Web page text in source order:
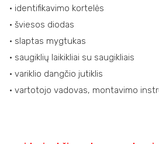
• identifikavimo kortelės
• šviesos diodas
• slaptas mygtukas
• saugiklių laikikliai su saugikliais
• variklio dangčio jutiklis
• vartotojo vadovas, montavimo